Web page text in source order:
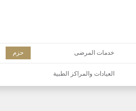
خدمات المرضى حزم
العيادات والمراكز الطبية